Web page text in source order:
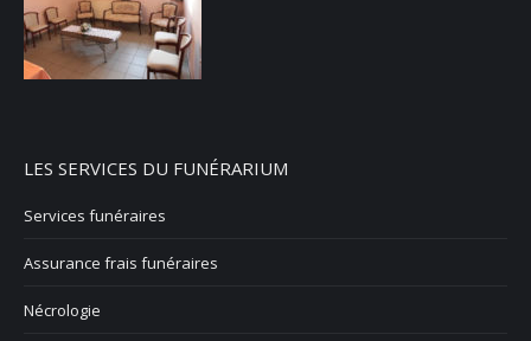
LES SERVICES DU FUNÉRARIUM
Services funéraires
Assurance frais funéraires
Nécrologie